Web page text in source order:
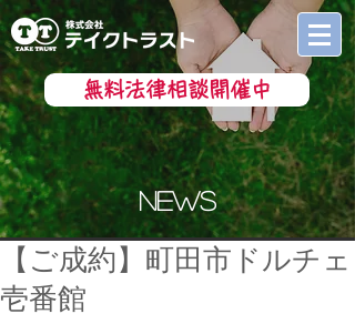
無料法律相談開催中
news
【ご成約】町田市ドルチェ
壱番館